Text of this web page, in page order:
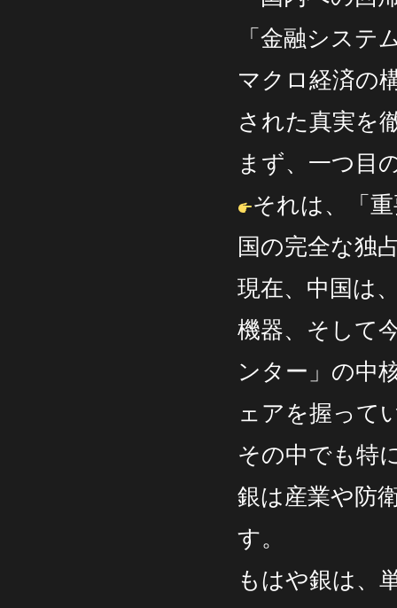
「金融システ
マクロ経済の
された真実を
まず、一つ目
それは、「
国の完全な独
現在、中国は
機器、そして
ンター」の中
ェアを握って
その中でも特
銀は産業や防
す。
もはや銀は、